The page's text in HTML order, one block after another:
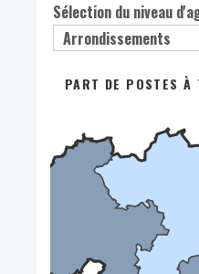
Sélection du niveau
PART DE POSTES